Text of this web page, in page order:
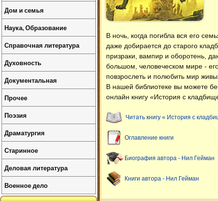
В ночь, когда погибла вся его
даже добирается до старого
призраки, вампир и оборотень,
большом, человеческом мире -
повзрослеть и полюбить мир
В нашей библиотеке вы можете
онлайн книгу «История с
Читать книгу « История с
Оглавление книги
Биография автора - Нил Гейман
Книги автора - Нил Гейман
Дом и семья
Наука, Образование
Справочная литература
Духовность
Документальная
Прочее
Поэзия
Драматургия
Старинное
Деловая литература
Военное дело